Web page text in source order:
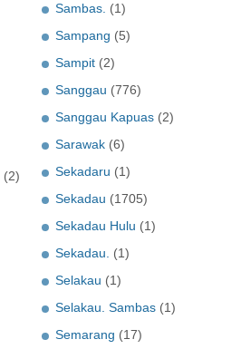
(2)
Sambas. (1)
Sampang (5)
Sampit (2)
Sanggau (776)
Sanggau Kapuas (2)
Sarawak (6)
Sekadaru (1)
Sekadau (1705)
Sekadau Hulu (1)
Sekadau. (1)
Selakau (1)
Selakau. Sambas (1)
Semarang (17)